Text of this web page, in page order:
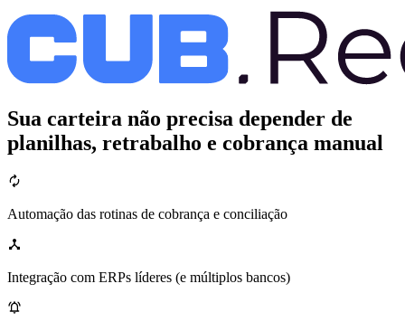
Sua carteira não precisa depender de
planilhas, retrabalho e cobrança manual
Automação das rotinas de cobrança e conciliação
Integração com ERPs líderes (e múltiplos bancos)